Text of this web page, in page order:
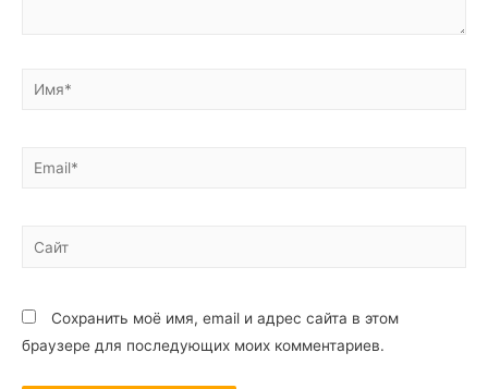
Сохранить моё имя, email и адрес сайта в этом
браузере для последующих моих комментариев.